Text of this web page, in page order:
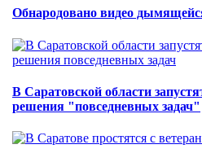
Обнародовано видео
В Саратовской области
решения "повседневных задач"